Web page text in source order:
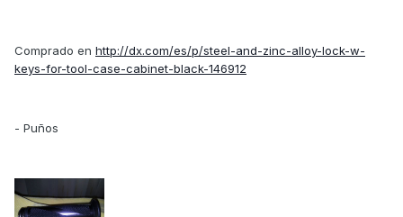
Comprado en http://dx.com/es/p/steel-and-zinc-alloy-lock-w-
keys-for-tool-case-cabinet-black-146912
- Puños